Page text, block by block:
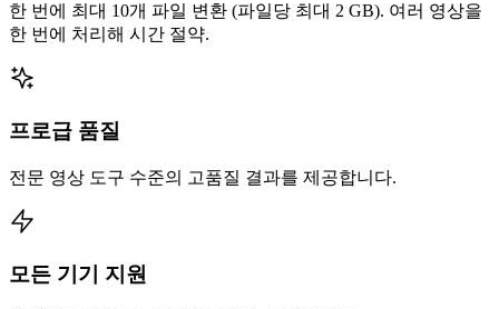
한 번에 최대 10개 파일 변환 (파일당 최대 2 GB). 여러 영상을
한 번에 처리해 시간 절약.
프로급 품질
전문 영상 도구 수준의 고품질 결과를 제공합니다.
모든 기기 지원